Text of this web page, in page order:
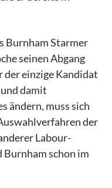
Burnham Starmer
seinen Abgang
der einzige Kandidat
damit
ändern, muss sich
der
Labour-
schon im